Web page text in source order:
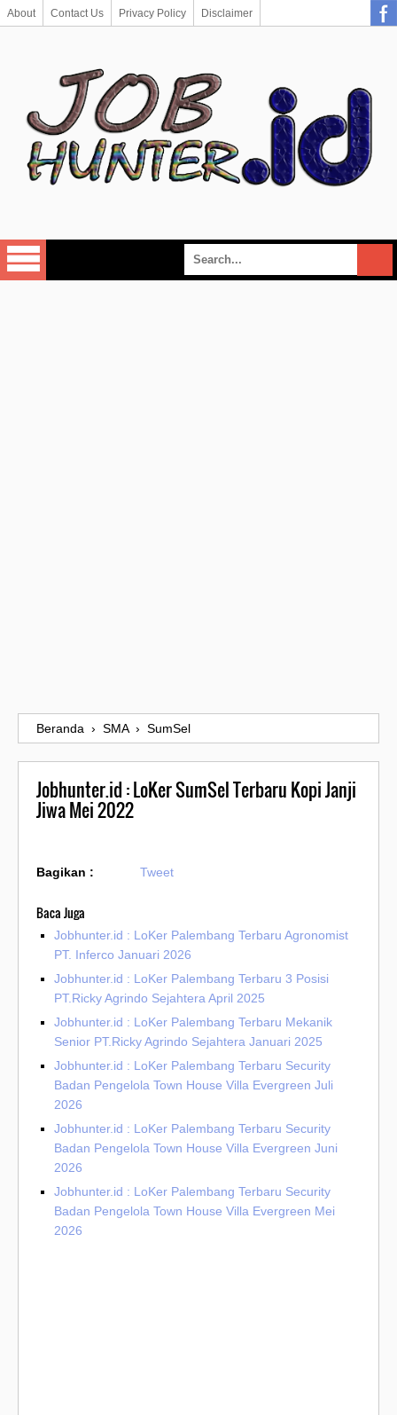
About Contact Us Privacy Policy Disclaimer
Beranda › SMA › SumSel
Jobhunter.id : LoKer SumSel Terbaru Kopi Janji
Jiwa Mei 2022
Bagikan : Tweet
Baca Juga
Jobhunter.id : LoKer Palembang Terbaru Agronomist
PT. Inferco Januari 2026
Jobhunter.id : LoKer Palembang Terbaru 3 Posisi
PT.Ricky Agrindo Sejahtera April 2025
Jobhunter.id : LoKer Palembang Terbaru Mekanik
Senior PT.Ricky Agrindo Sejahtera Januari 2025
Jobhunter.id : LoKer Palembang Terbaru Security
Badan Pengelola Town House Villa Evergreen Juli
2026
Jobhunter.id : LoKer Palembang Terbaru Security
Badan Pengelola Town House Villa Evergreen Juni
2026
Jobhunter.id : LoKer Palembang Terbaru Security
Badan Pengelola Town House Villa Evergreen Mei
2026